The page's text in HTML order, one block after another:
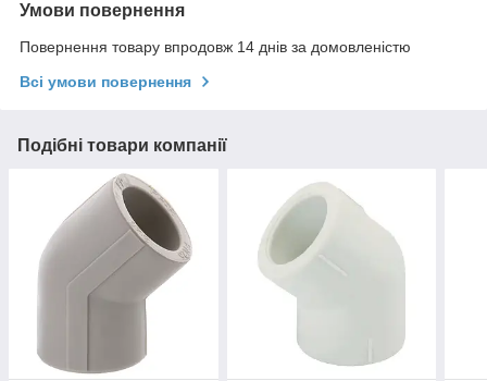
Умови повернення
Повернення товару впродовж 14 днів за домовленістю
Всі умови повернення
Подібні товари компанії